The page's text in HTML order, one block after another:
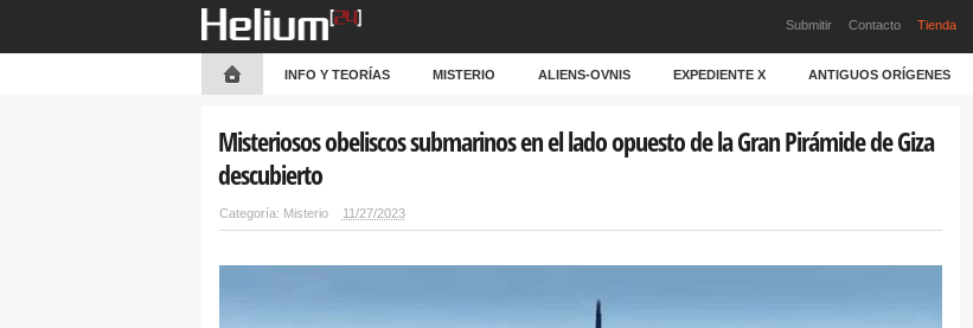
Submitir Contacto Tienda
INFO Y TEORÍAS MISTERIO ALIENS-OVNIS EXPEDIENTE X ANTIGUOS ORÍGENES
Misteriosos obeliscos submarinos en el lado opuesto de la Gran Pirámide de Giza
descubierto
Categoría: Misterio 11/27/2023